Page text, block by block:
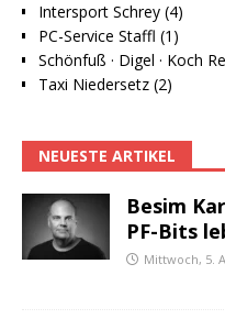
Intersport Schrey (4)
PC-Service Staffl (1)
Schönfuß · Digel · Koch
Taxi Niedersetz (2)
NEUESTE ARTIKEL
Besim
PF-Bits
Mittwoch, 5.